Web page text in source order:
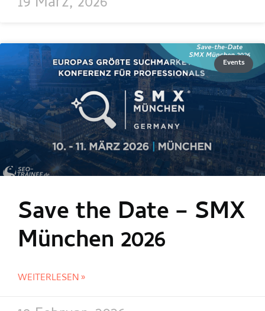
Events
Save the Date – SMX
München 2026
WEITERLESEN »